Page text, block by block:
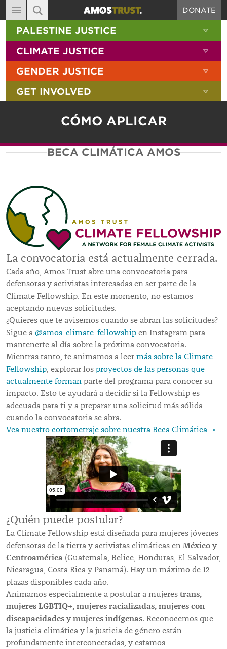
MAIN NAVIGATION
ABOUT
DIARY
BLOG
RESOURCES
SIGN-UP
DONATE
SITE SEARCH
SEARCH THE SITE
PALESTINE JUSTICE
CLIMATE JUSTICE
GENDER JUSTICE
GET INVOLVED
CÓMO APLICAR
BECA CLIMÁTICA AMOS
La convocatoria está actualmente cerrada.
Cada año, Amos Trust abre una convocatoria para
defensoras y activistas interesadas en ser parte de la
Climate Fellowship. En este momento, no estamos
aceptando nuevas solicitudes.
¿Quieres que te avisemos cuando se abran las solicitudes?
Sigue a @amos_climate_fellowship en Instagram para
mantenerte al día sobre la próxima convocatoria.
Mientras tanto, te animamos a leer más sobre la Climate
Fellowship, explorar los proyectos de las personas que
actualmente forman parte del programa para conocer su
impacto. Esto te ayudará a decidir si la Fellowship es
adecuada para ti y a preparar una solicitud más sólida
cuando la convocatoria se abra.
Vea nuestro cortometraje sobre nuestra Beca Climática →
¿Quién puede postular?
La Climate Fellowship está diseñada para mujeres jóvenes
defensoras de la tierra y activistas climáticas en México y
Centroamérica (Guatemala, Belice, Honduras, El Salvador,
Nicaragua, Costa Rica y Panamá). Hay un máximo de 12
plazas disponibles cada año.
Animamos especialmente a postular a mujeres trans,
mujeres LGBTIQ+, mujeres racializadas, mujeres con
discapacidades y mujeres indígenas. Reconocemos que
la justicia climática y la justicia de género están
profundamente interconectadas, y estamos